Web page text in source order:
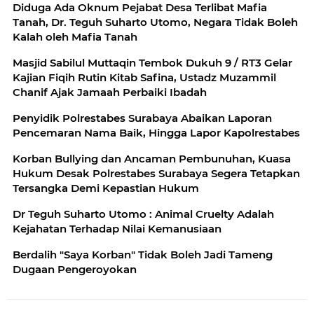
Diduga Ada Oknum Pejabat Desa Terlibat Mafia
Tanah, Dr. Teguh Suharto Utomo, Negara Tidak Boleh
Kalah oleh Mafia Tanah
Masjid Sabilul Muttaqin Tembok Dukuh 9 / RT3 Gelar
Kajian Fiqih Rutin Kitab Safina, Ustadz Muzammil
Chanif Ajak Jamaah Perbaiki Ibadah
Penyidik Polrestabes Surabaya Abaikan Laporan
Pencemaran Nama Baik, Hingga Lapor Kapolrestabes
Korban Bullying dan Ancaman Pembunuhan, Kuasa
Hukum Desak Polrestabes Surabaya Segera Tetapkan
Tersangka Demi Kepastian Hukum
Dr Teguh Suharto Utomo : Animal Cruelty Adalah
Kejahatan Terhadap Nilai Kemanusiaan
Berdalih "Saya Korban" Tidak Boleh Jadi Tameng
Dugaan Pengeroyokan